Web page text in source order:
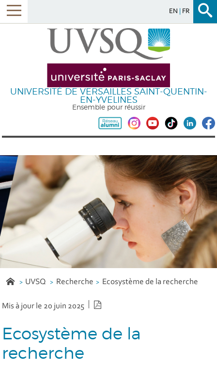
EN FR
UNIVERSITÉ DE VERSAILLES SAINT-QUENTIN-
EN-YVELINES
Ensemble pour réussir
UVSQ Recherche Ecosystème de la recherche
Mis à jour le 20 juin 2025
Ecosystème de la
recherche